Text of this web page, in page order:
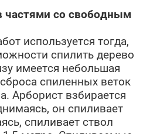
частями со свободным
используется тогда,
спилить дерево
имеется небольшая
спиленных веток
Арборист взбирается
он спиливает
спиливает ствол